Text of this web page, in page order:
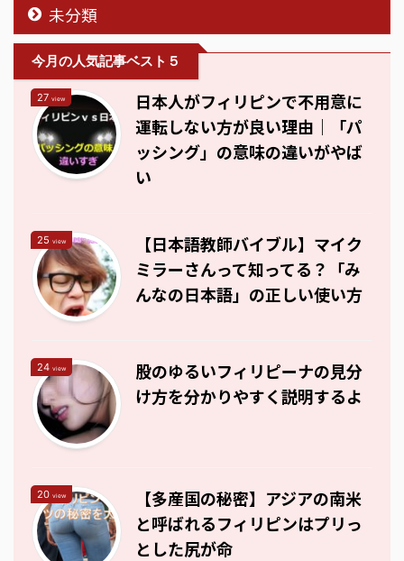
未分類
今月の人気記事ベスト５
27 view
日本人がフィリピンで不用意に
運転しない方が良い理由｜「パ
ッシング」の意味の違いがやば
い
25 view
【日本語教師バイブル】マイク
ミラーさんって知ってる？「み
んなの日本語」の正しい使い方
24 view
股のゆるいフィリピーナの見分
け方を分かりやすく説明するよ
20 view
【多産国の秘密】アジアの南米
と呼ばれるフィリピンはプリっ
とした尻が命